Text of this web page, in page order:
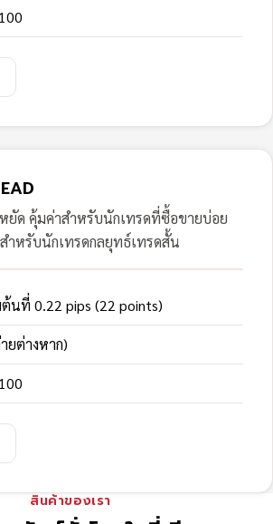
ยัด คุ้มค่าสำหรับนักเทรดที่ซื้อขายบ่อย
ำหรับนักเทรดกลยุทธ์เทรดสั้น
นที่ 0.22 pips (22 points)
ยต่างหาก)
สินค้าของเรา